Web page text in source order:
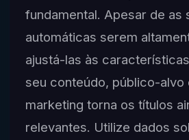
fundamental. Apesar de as
automáticas serem
ajustá-las às
seu conteúdo, público-alvo
marketing torna os títulos
relevantes. Utilize dados